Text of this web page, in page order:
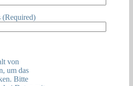
von
um das
Bitte